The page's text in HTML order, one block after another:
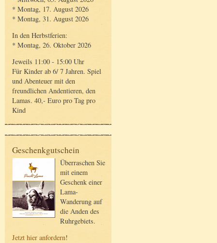
* Montag, 17. August 2026
* Montag, 31. August 2026
In den Herbstferien:
* Montag, 26. Oktober 2026
Jeweils 11:00 - 15:00 Uhr
Für Kinder ab 6/ 7 Jahren. Spiel
und Abenteuer mit den
freundlichen Andentieren, den
Lamas. 40,- Euro pro Tag pro
Kind
Geschenkgutschein
Überraschen Sie
mit einem
Geschenk einer
Lama-
Wanderung auf
die Anden des
Ruhrgebiets.
Jetzt hier anfordern!